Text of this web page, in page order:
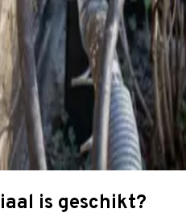
is geschikt?